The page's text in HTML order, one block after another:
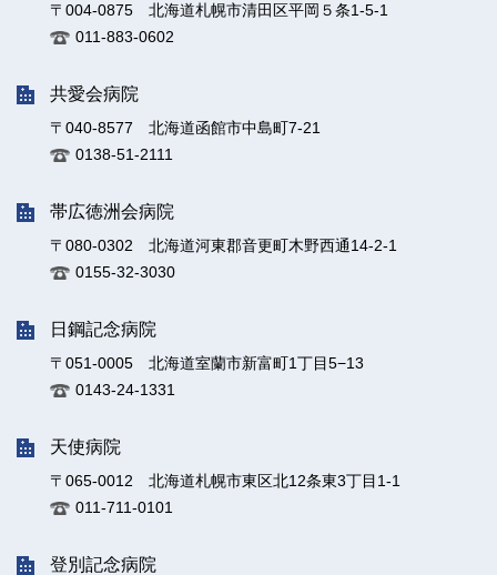
〒004-0875 北海道札幌市清田区平岡５条1-5-1
011-883-0602
共愛会病院
〒040-8577 北海道函館市中島町7-21
0138-51-2111
帯広徳洲会病院
〒080-0302 北海道河東郡音更町木野西通14-2-1
0155-32-3030
日鋼記念病院
〒051-0005 北海道室蘭市新富町1丁目5−13
0143-24-1331
天使病院
〒065-0012 北海道札幌市東区北12条東3丁目1-1
011-711-0101
登別記念病院